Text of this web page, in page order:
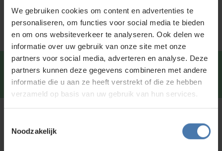
We gebruiken cookies om content en advertenties te
personaliseren, om functies voor social media te bieden
en om ons websiteverkeer te analyseren. Ook delen we
informatie over uw gebruik van onze site met onze
partners voor social media, adverteren en analyse. Deze
partners kunnen deze gegevens combineren met andere
informatie die u aan ze heeft verstrekt of die ze hebben
verzameld op basis van uw gebruik van hun services.
Noodzakelijk
Snel en direct contact?We beantwoorden je vragen
graag viaWhatsapp.
Neem contact met ons op of of bezoek onze showroom in